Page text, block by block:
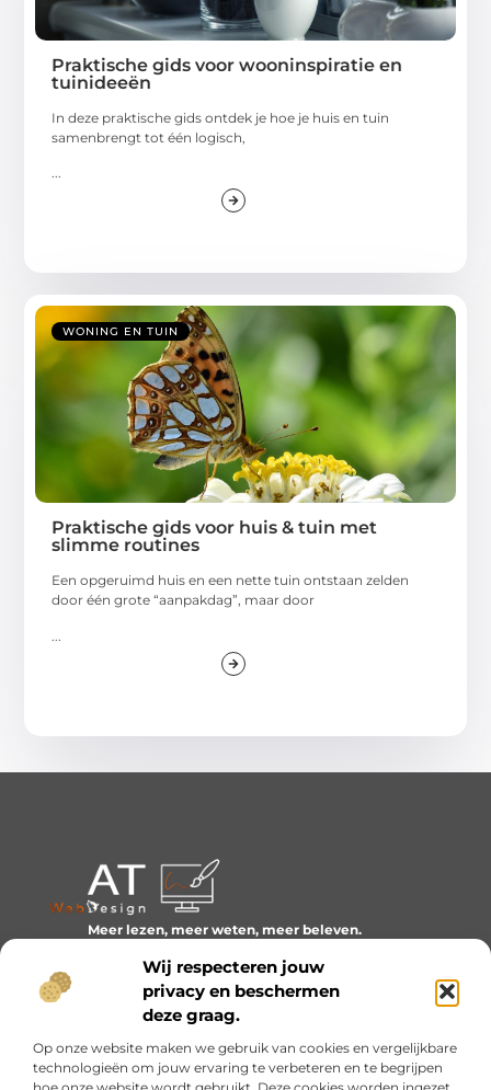
Wij respecteren jouw
privacy en beschermen
deze graag.
Op onze website maken we gebruik van cookies en vergelijkbare
technologieën om jouw ervaring te verbeteren en te begrijpen
Praktische gids voor wooninspiratie en
tuinideeën
In deze praktische gids ontdek je hoe je huis en tuin
samenbrengt tot één logisch,
...
WONING EN TUIN
Praktische gids voor huis & tuin met
slimme routines
Een opgeruimd huis en een nette tuin ontstaan zelden
door één grote “aanpakdag”, maar door
Meer lezen, meer weten, meer beleven.
het dagelijks leven boeiend maakt.
Bericht categorie